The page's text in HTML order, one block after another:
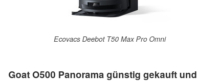
Ecovacs Deebot T50 Max Pro Omni
Goat O500 Panorama günstig gekauft und